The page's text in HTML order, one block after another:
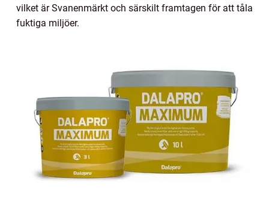
vilket är Svanenmärkt och särskilt framtagen för att tåla
fuktiga miljöer.